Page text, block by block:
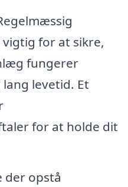
for at sikre,
fungerer
levetid. Et
for at holde dit
der opstå